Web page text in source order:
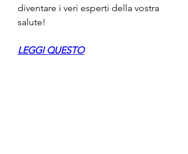
diventare i veri esperti della vostra
salute!
LEGGI QUESTO